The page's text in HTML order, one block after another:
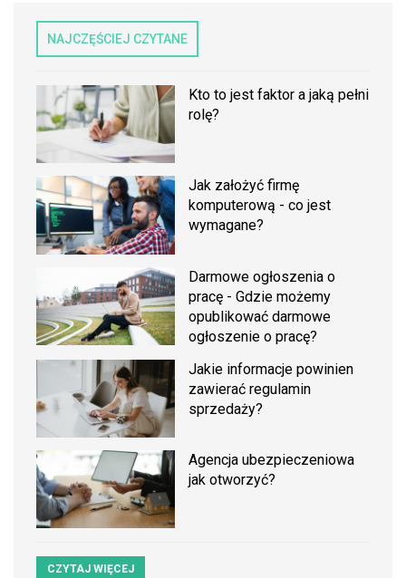
NAJCZĘŚCIEJ CZYTANE
Kto to jest faktor a jaką pełni
rolę?
Jak założyć firmę
komputerową - co jest
wymagane?
Darmowe ogłoszenia o
pracę - Gdzie możemy
opublikować darmowe
ogłoszenie o pracę?
Jakie informacje powinien
zawierać regulamin
sprzedaży?
Agencja ubezpieczeniowa
jak otworzyć?
CZYTAJ WIĘCEJ